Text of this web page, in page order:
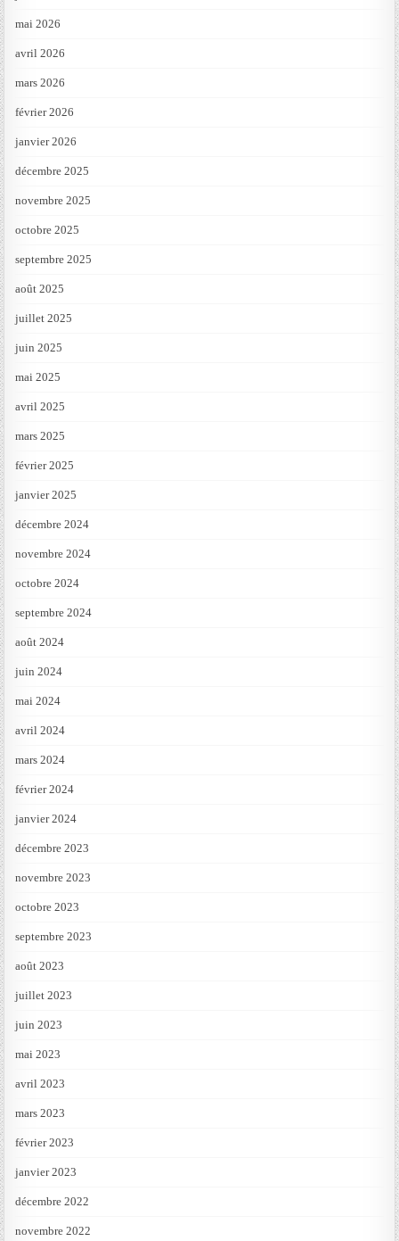
mai 2026
avril 2026
mars 2026
février 2026
janvier 2026
décembre 2025
novembre 2025
octobre 2025
septembre 2025
août 2025
juillet 2025
juin 2025
mai 2025
avril 2025
mars 2025
février 2025
janvier 2025
décembre 2024
novembre 2024
octobre 2024
septembre 2024
août 2024
juin 2024
mai 2024
avril 2024
mars 2024
février 2024
janvier 2024
décembre 2023
novembre 2023
octobre 2023
septembre 2023
août 2023
juillet 2023
juin 2023
mai 2023
avril 2023
mars 2023
février 2023
janvier 2023
décembre 2022
novembre 2022